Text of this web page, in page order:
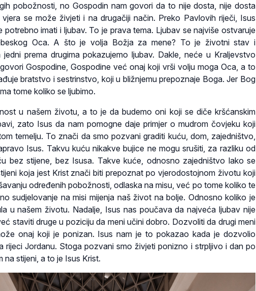
pobožnosti, no Gospodin nam govori da to nije dosta, nije dosta
se može živjeti i na drugačiji način. Preko Pavlovih riječi, Isus
potrebno imati i ljubav. To je prava tema. Ljubav se najviše ostvaruje
Oca. A što je volja Božja za mene? To je životni stav i
prema drugima pokazujemo ljubav. Dakle, neće u Kraljevstvo
Gospodine, Gospodine već onaj koji vrši volju moga Oca, a to
bratstvo i sestrinstvo, koji u bližnjemu prepoznaje Boga. Jer Bog
tome koliko se ljubimo.
u našem životu, a to je da budemo oni koji se diče kršćanskim
zato Isus da nam pomogne daje primjer o mudrom čovjeku koji
temelju. To znači da smo pozvani graditi kuću, dom, zajedništvo,
Isus. Takvu kuću nikakve bujice ne mogu srušiti, za razliku od
bez stijene, bez Isusa. Takve kuće, odnosno zajedništvo lako se
koja jest Krist znači biti prepoznat po vjerodostojnom životu koji
određenih pobožnosti, odlaska na misu, već po tome koliko te
sudjelovanje na misi mijenja naš život na bolje. Odnosno koliko je
u našem životu. Nadalje, Isus nas poučava da najveća ljubav nije
staviti druge u poziciju da meni učini dobro. Dozvoliti da drugi meni
onaj koji je ponizan. Isus nam je to pokazao kada je dozvolio
rijeci Jordanu. Stoga pozvani smo živjeti ponizno i strpljivo i dan po
na stijeni, a to je Isus Krist.